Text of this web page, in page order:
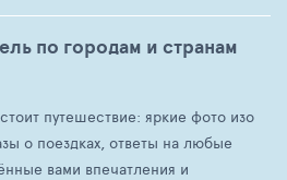
по городам и странам
путешествие: яркие фото изо
о поездках, ответы на любые
вами впечатления и